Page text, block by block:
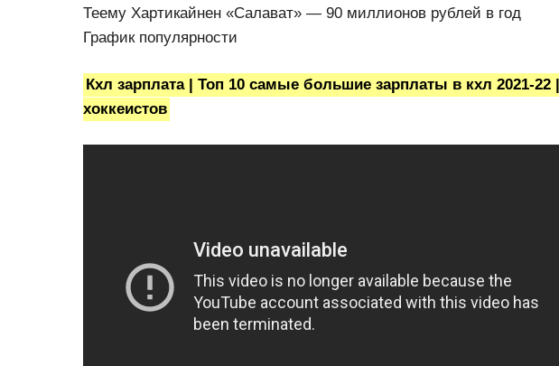
Теему Хартикайнен «Салават» — 90 миллионов рублей в год
График популярности
Кхл зарплата | Топ 10 самые большие зарплаты в кхл 2021-22
хоккеистов